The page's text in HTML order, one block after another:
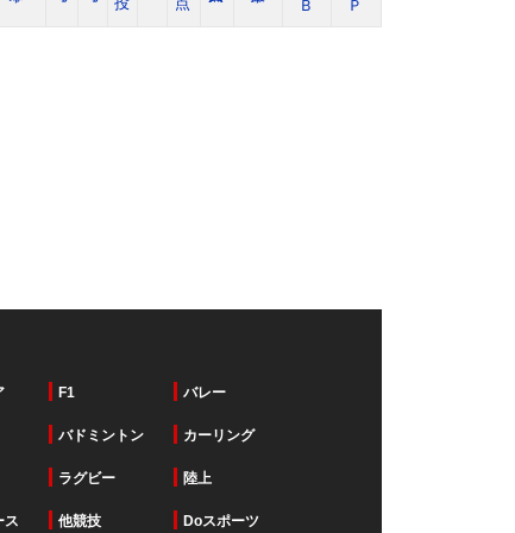
F1 バレー
バドミントン カーリング
ラグビー 陸上
ス 他競技 Doスポーツ